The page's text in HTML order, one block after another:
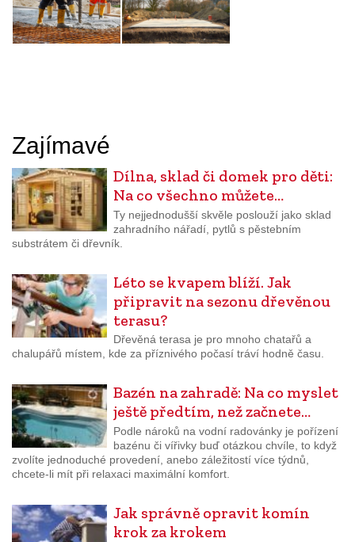
Zajímavé
Dílna, sklad či domek pro děti:
Na co všechno můžete…
Ty nejjednodušší skvěle poslouží jako sklad
zahradního nářadí, pytlů s pěstebním
substrátem či dřevník.
Léto se kvapem blíží. Jak
připravit na sezonu dřevěnou
terasu?
Dřevěná terasa je pro mnoho chatařů a
chalupářů místem, kde za příznivého počasí tráví hodně času.
Bazén na zahradě: Na co myslet
ještě předtím, než začnete…
Podle nároků na vodní radovánky je pořízení
bazénu či vířivky buď otázkou chvíle, to když
zvolíte jednoduché provedení, anebo záležitostí více týdnů,
chcete-li mít při relaxaci maximální komfort.
Jak správně opravit komín
krok za krokem